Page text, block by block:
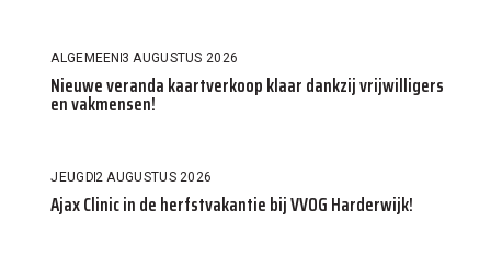
ALGEMEEN3 AUGUSTUS 2026
Nieuwe veranda kaartverkoop klaar dankzij vrijwilligers
en vakmensen!
JEUGD2 AUGUSTUS 2026
Ajax Clinic in de herfstvakantie bij VVOG Harderwijk!